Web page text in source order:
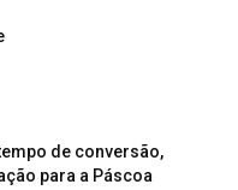
de conversão,
para a Páscoa